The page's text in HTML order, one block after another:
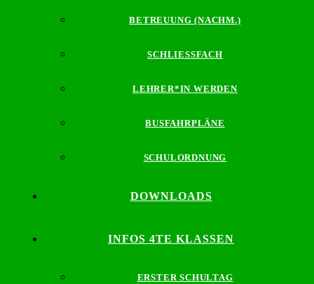
BETREUUNG (NACHM.)
SCHLIESSFACH
LEHRER*IN WERDEN
BUSFAHRPLÄNE
SCHULORDNUNG
DOWNLOADS
INFOS 4TE KLASSEN
ERSTER SCHULTAG